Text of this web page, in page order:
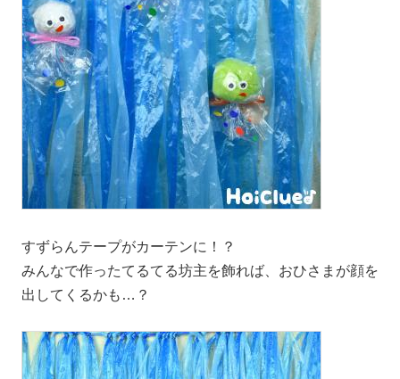
すずらんテープがカーテンに！？
みんなで作ったてるてる坊主を飾れば、おひさまが顔を
出してくるかも…？